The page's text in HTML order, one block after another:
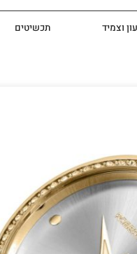
וצמיד תכשיטים
לנשים
בצבעי כסף וזהב צהוב
צהוב, בזל קבוע משובץ